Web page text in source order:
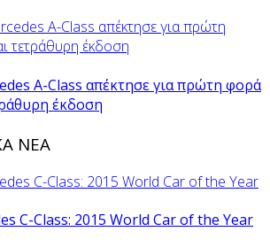
Α-Class απέκτησε για πρώτη φορά
έκδοση
ΝΕΑ
C-Class: 2015 World Car of the Year